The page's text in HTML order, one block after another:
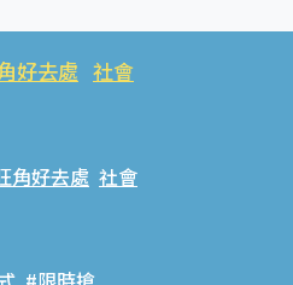
好去處 社會
角好去處 社會